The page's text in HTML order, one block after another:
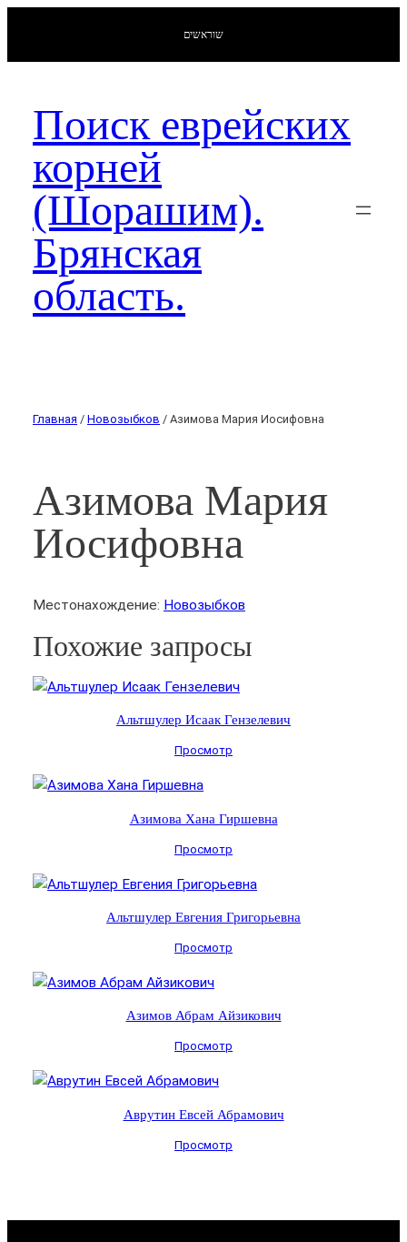
שוראשים
Поиск еврейских
корней
(Шорашим).
Брянская
область.
Главная / Новозыбков / Азимова Мария Иосифовна
Азимова Мария
Иосифовна
Местонахождение: Новозыбков
Похожие запросы
Альтшулер Исаак Гензелевич
Просмотр
Азимова Хана Гиршевна
Просмотр
Альтшулер Евгения Григорьевна
Просмотр
Азимов Абрам Айзикович
Просмотр
Аврутин Евсей Абрамович
Просмотр